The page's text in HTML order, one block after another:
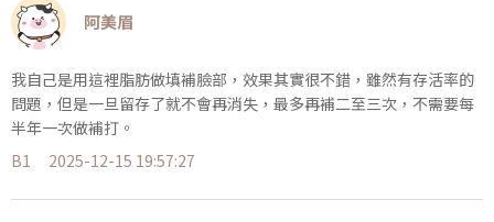
阿美眉
我自己是用這裡脂肪做填補臉部，效果其實很不錯，雖然有存活率的
問題，但是一旦留存了就不會再消失，最多再補二至三次，不需要每
半年一次做補打。
B1
2025-12-15 19:57:27